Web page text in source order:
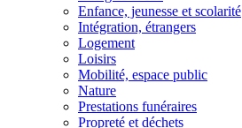
Enfance, jeunesse et scolarité
Intégration, étrangers
Logement
Loisirs
Mobilité, espace public
Nature
Prestations funéraires
Propreté et déchets